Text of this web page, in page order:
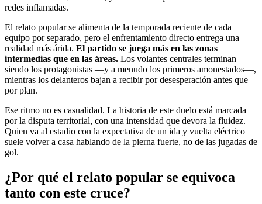
redes inflamadas.
El relato popular se alimenta de la temporada reciente de cada
equipo por separado, pero el enfrentamiento directo entrega una
realidad más árida. El partido se juega más en las zonas
intermedias que en las áreas. Los volantes centrales terminan
siendo los protagonistas —y a menudo los primeros amonestados—,
mientras los delanteros bajan a recibir por desesperación antes que
por plan.
Ese ritmo no es casualidad. La historia de este duelo está marcada
por la disputa territorial, con una intensidad que devora la fluidez.
Quien va al estadio con la expectativa de un ida y vuelta eléctrico
suele volver a casa hablando de la pierna fuerte, no de las jugadas de
gol.
¿Por qué el relato popular se equivoca
tanto con este cruce?